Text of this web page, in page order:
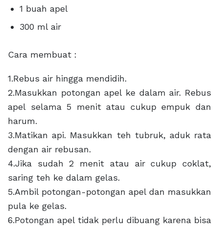
1 buah apel
300 ml air
Cara membuat :
1.Rebus air hingga mendidih.
2.Masukkan potongan apel ke dalam air. Rebus
apel selama 5 menit atau cukup empuk dan
harum.
3.Matikan api. Masukkan teh tubruk, aduk rata
dengan air rebusan.
4.Jika sudah 2 menit atau air cukup coklat,
saring teh ke dalam gelas.
5.Ambil potongan-potongan apel dan masukkan
pula ke gelas.
6.Potongan apel tidak perlu dibuang karena bisa